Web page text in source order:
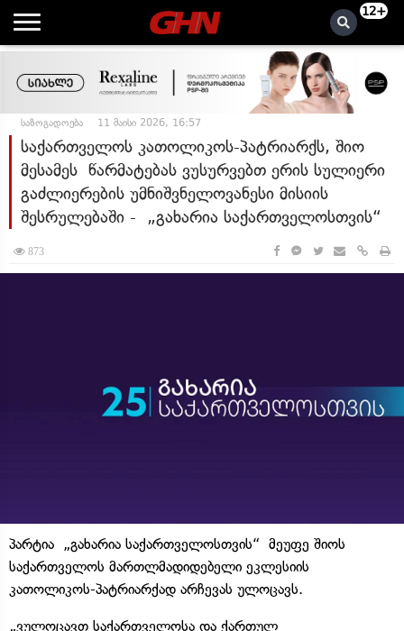
12+
საზოგადოება 11 მაისი 2026, 16:57
საქართველოს კათოლიკოს-პატრიარქს, შიო
მესამეს წარმატებას ვუსურვებთ ერის სულიერი
გაძლიერების უმნიშვნელოვანესი მისიის
შესრულებაში - „გახარია საქართველოსთვის“
873
პარტია „გახარია საქართველოსთვის“ მეუფე შიოს
საქართველოს მართლმადიდებელი ეკლესიის
კათოლიკოს-პატრიარქად არჩევას ულოცავს.
„ვულოცავთ საქართველოსა და ქართულ